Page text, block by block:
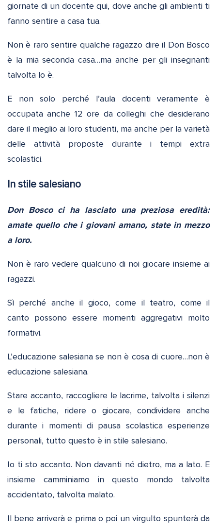
giornate di un docente qui, dove anche gli ambienti ti
fanno sentire a casa tua.
Non è raro sentire qualche ragazzo dire il Don Bosco
è la mia seconda casa…ma anche per gli insegnanti
talvolta lo è.
E non solo perché l’aula docenti veramente è
occupata anche 12 ore da colleghi che desiderano
dare il meglio ai loro studenti, ma anche per la varietà
delle attività proposte durante i tempi extra
scolastici.
In stile salesiano
Don Bosco ci ha lasciato una preziosa eredità:
amate quello che i giovani amano, state in mezzo
a loro.
Non è raro vedere qualcuno di noi giocare insieme ai
ragazzi.
Sì perché anche il gioco, come il teatro, come il
canto possono essere momenti aggregativi molto
formativi.
L’educazione salesiana se non è cosa di cuore…non è
educazione salesiana.
Stare accanto, raccogliere le lacrime, talvolta i silenzi
e le fatiche, ridere o giocare, condividere anche
durante i momenti di pausa scolastica esperienze
personali, tutto questo è in stile salesiano.
Io ti sto accanto. Non davanti né dietro, ma a lato. E
insieme camminiamo in questo mondo talvolta
accidentato, talvolta malato.
Il bene arriverà e prima o poi un virgulto spunterà da